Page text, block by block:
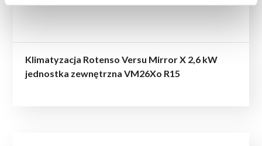
Klimatyzacja Rotenso Versu Mirror X 2,6 kW
jednostka zewnętrzna VM26Xo R15